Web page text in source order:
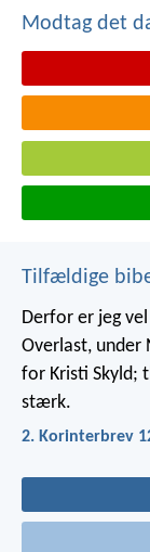
Modtag det
Tilfældige
Derfor er jeg
Overlast, under
for Kristi Skyld;
stærk.
2. Korinterbrev